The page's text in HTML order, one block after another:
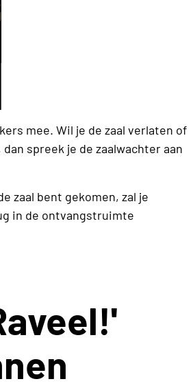
mee. Wil je de zaal verlaten of
spreek je de zaalwachter aan
zaal bent gekomen, zal je
in de ontvangstruimte